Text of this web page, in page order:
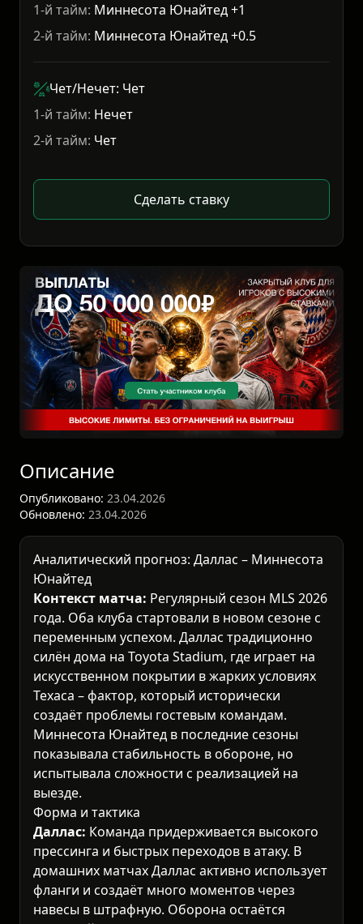
1-й тайм: Миннесота Юнайтед +1
2-й тайм: Миннесота Юнайтед +0.5
Чет/Нечет: Чет
1-й тайм: Нечет
2-й тайм: Чет
Сделать ставку
Описание
Опубликовано: 23.04.2026
Обновлено: 23.04.2026
Аналитический прогноз: Даллас – Миннесота
Юнайтед
Контекст матча: Регулярный сезон MLS 2026
года. Оба клуба стартовали в новом сезоне с
переменным успехом. Даллас традиционно
силён дома на Toyota Stadium, где играет на
искусственном покрытии в жарких условиях
Техаса – фактор, который исторически
создаёт проблемы гостевым командам.
Миннесота Юнайтед в последние сезоны
показывала стабильность в обороне, но
испытывала сложности с реализацией на
выезде.
Форма и тактика
Даллас: Команда придерживается высокого
прессинга и быстрых переходов в атаку. В
домашних матчах Даллас активно использует
фланги и создаёт много моментов через
навесы в штрафную. Оборона остаётся